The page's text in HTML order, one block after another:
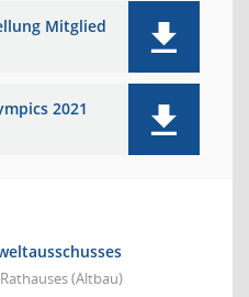
Mitglied
2021
(Altbau)